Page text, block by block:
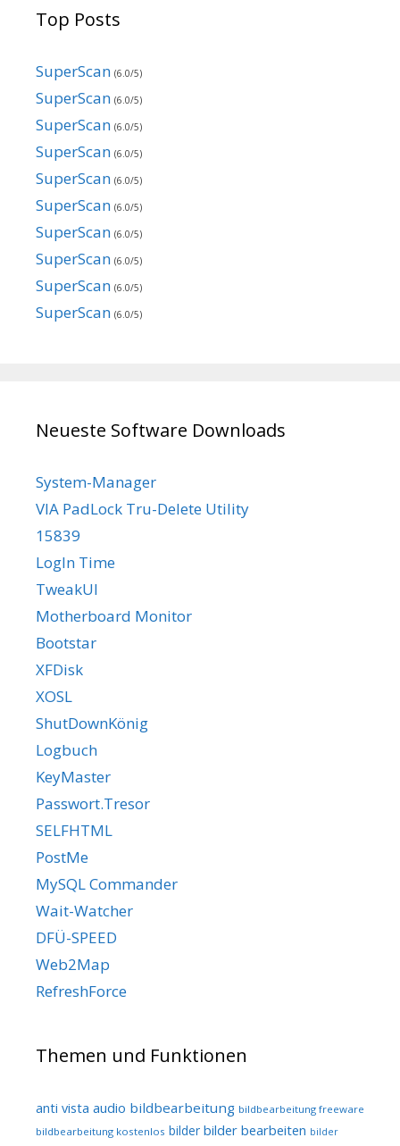
Top Posts
SuperScan (6.0/5)
SuperScan (6.0/5)
SuperScan (6.0/5)
SuperScan (6.0/5)
SuperScan (6.0/5)
SuperScan (6.0/5)
SuperScan (6.0/5)
SuperScan (6.0/5)
SuperScan (6.0/5)
SuperScan (6.0/5)
Neueste Software Downloads
System-Manager
VIA PadLock Tru-Delete Utility
15839
LogIn Time
TweakUI
Motherboard Monitor
Bootstar
XFDisk
XOSL
ShutDownKönig
Logbuch
KeyMaster
Passwort.Tresor
SELFHTML
PostMe
MySQL Commander
Wait-Watcher
DFÜ-SPEED
Web2Map
RefreshForce
Themen und Funktionen
anti vista audio bildbearbeitung bildbearbeitung freeware
bildbearbeitung kostenlos bilder bilder bearbeiten bilder